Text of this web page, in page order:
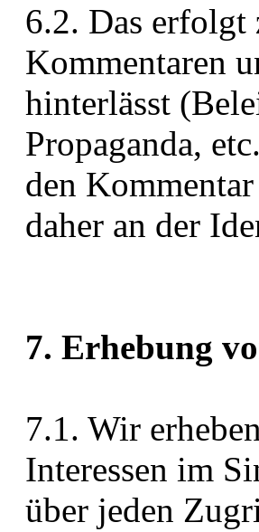
6.2. Das erfolgt
Kommentaren
hinterlässt
Propaganda,
den
daher an der
7. Erhebung
7.1. Wir
Interessen im
über jeden